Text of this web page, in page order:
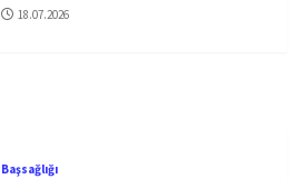
18.07.2026
Başsağlığı